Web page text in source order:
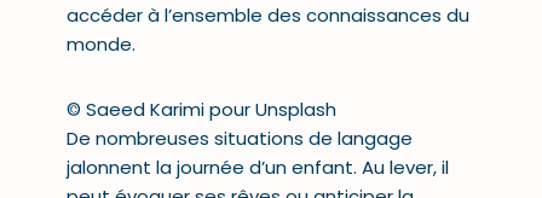
accéder à l’ensemble des connaissances du
monde.
© Saeed Karimi pour Unsplash
De nombreuses situations de langage
jalonnent la journée d’un enfant. Au lever, il